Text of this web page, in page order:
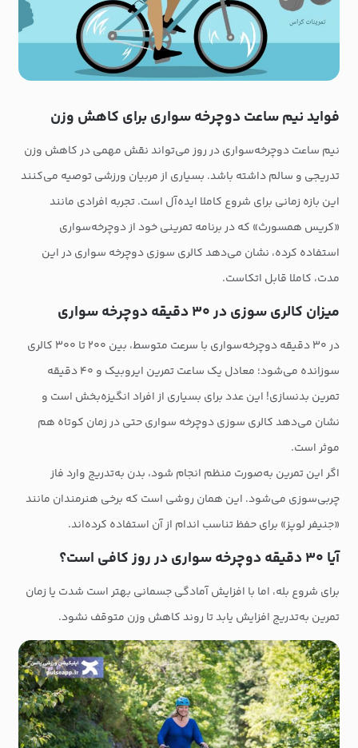
فواید نیم ساعت دوچرخه سواری برای کاهش وزن
نیم ساعت دوچرخه‌سواری در روز می‌تواند نقش مهمی در کاهش وزن
تدریجی و سالم داشته باشد. بسیاری از مربیان ورزشی توصیه می‌کنند
این بازه زمانی برای شروع کاملا ایده‌آل است. تجربه افرادی مانند
«کریس همسورث» که در برنامه تمرینی خود از دوچرخه‌سواری
استفاده کرده، نشان می‌دهد کالری سوزی دوچرخه سواری در این
مدت، کاملا قابل اتکاست.
میزان کالری سوزی در ۳۰ دقیقه دوچرخه سواری
در ۳۰ دقیقه دوچرخه‌سواری با سرعت متوسط، بین ۲۰۰ تا ۳۰۰ کالری
سوزانده می‌شود؛ معادل یک ساعت تمرین ایروبیک و ۴۰ دقیقه
تمرین بدنسازی! این عدد برای بسیاری از افراد انگیزه‌بخش است و
نشان می‌دهد کالری سوزی دوچرخه سواری حتی در زمان کوتاه هم
موثر است.
اگر این تمرین به‌صورت منظم انجام شود، بدن به‌تدریج وارد فاز
چربی‌سوزی می‌شود. این همان روشی است که برخی هنرمندان مانند
«جنیفر لوپز» برای حفظ تناسب اندام از آن استفاده کرده‌اند.
آیا ۳۰ دقیقه دوچرخه سواری در روز کافی است؟
برای شروع بله، اما با افزایش آمادگی جسمانی بهتر است شدت یا زمان
تمرین به‌تدریج افزایش یابد تا روند کاهش وزن متوقف نشود.